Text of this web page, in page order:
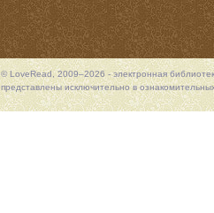
© LoveRead, 2009–2026 - электронная
представлены исключительно в